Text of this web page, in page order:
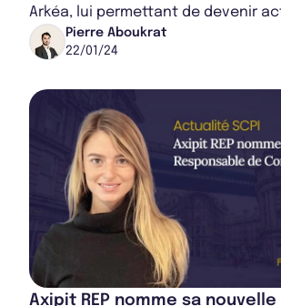
Arkéa, lui permettant de devenir
minoritaire. Cette initiative
volont...
Pierre Aboukrat
22/01/24
Axipit REP nomme sa nouvelle